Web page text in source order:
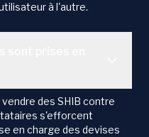
à l'autre.
des SHIB contre
s'efforcent
en charge des devises